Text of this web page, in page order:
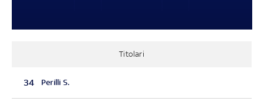
Titolari
34 Perilli S.